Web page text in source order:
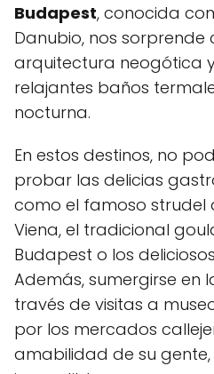
Budapest, conocida
Danubio, nos sorprende
arquitectura neogótica
relajantes baños
nocturna.
En estos destinos, no
probar las delicias
como el famoso strudel
Viena, el tradicional
Budapest o los
Además, sumergirse en
través de visitas a
por los mercados
amabilidad de su gente,